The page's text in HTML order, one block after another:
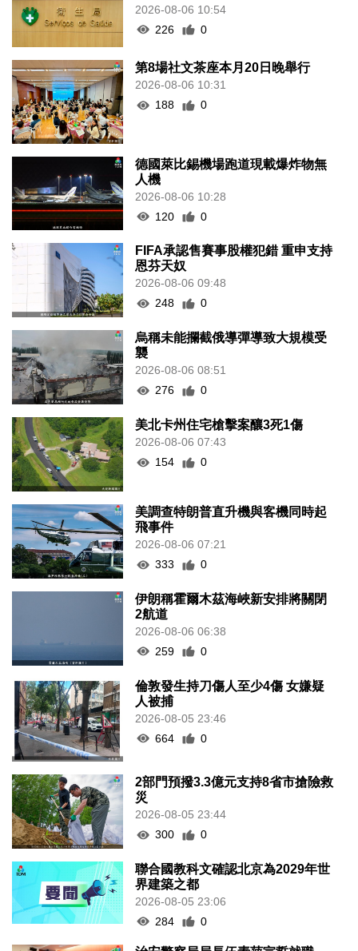
2026-08-06 10:54
226
0
第8場社文茶座本月20日晚舉行
2026-08-06 10:31
188
0
德國萊比錫機場跑道現載爆炸物無
人機
2026-08-06 10:28
120
0
FIFA承認售賽事股權犯錯 重申支持
恩芬天奴
2026-08-06 09:48
248
0
烏稱未能攔截俄導彈導致大規模受
襲
2026-08-06 08:51
276
0
美北卡州住宅槍擊案釀3死1傷
2026-08-06 07:43
154
0
美調查特朗普直升機與客機同時起
飛事件
2026-08-06 07:21
333
0
伊朗稱霍爾木茲海峽新安排將關閉
2航道
2026-08-06 06:38
259
0
倫敦發生持刀傷人至少4傷 女嫌疑
人被捕
2026-08-05 23:46
664
0
2部門預撥3.3億元支持8省市搶險救
災
2026-08-05 23:44
300
0
聯合國教科文確認北京為2029年世
界建築之都
2026-08-05 23:06
284
0